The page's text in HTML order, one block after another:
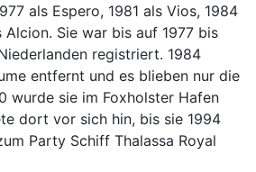
als Espero, 1981 als Vios, 1984
Alcion. Sie war bis auf 1977 bis
registriert. 1984
entfernt und es blieben nur die
wurde sie im Foxholster Hafen
dort vor sich hin, bis sie 1994
Party Schiff Thalassa Royal